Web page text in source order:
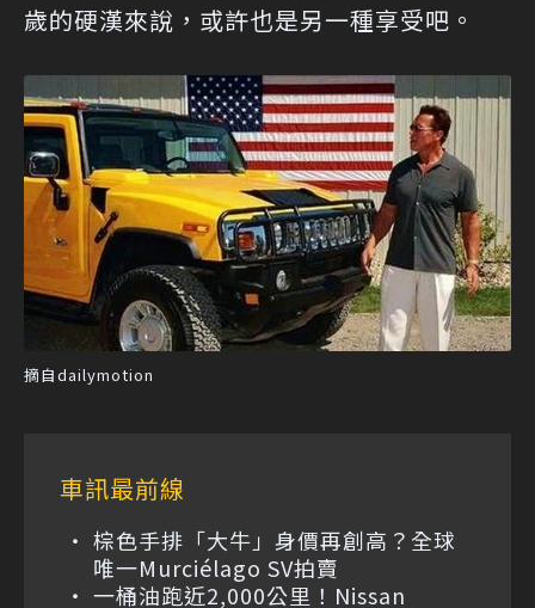
歲的硬漢來說，或許也是另一種享受吧。
摘自dailymotion
車訊最前線
棕色手排「大牛」身價再創高？全球
唯一Murciélago SV拍賣
一桶油跑近2,000公里！Nissan